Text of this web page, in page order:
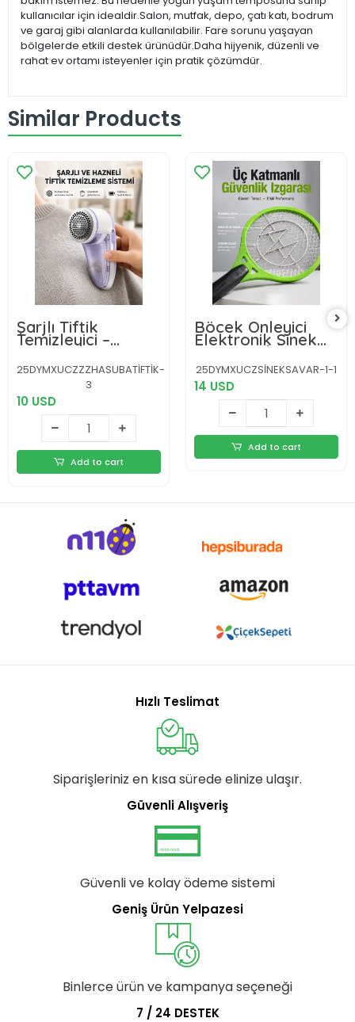
kullanıcılar için idealdir.Salon, mutfak, depo, çatı katı, bodrum
ve garaj gibi alanlarda kullanılabilir. Fare sorunu yaşayan
bölgelerde etkili destek ürünüdür.Daha hijyenik, düzenli ve
rahat ev ortamı isteyenler için pratik çözümdür.
Similar Products
Şarjlı Tiftik
Temizleyici –
Çıkarılabilir
Hazneli, Anti-Statik
Fırçalı, USB Şarjlı
25DYMXUCZZZHASUBATİFTİK-
3
10 USD
Add to cart
Böcek Önleyici
Elektronik Sinek
Öldürücü | Üç
Katmanlı Güvenlik
Izgarası Yeni Nesil
25DYMXUCZSİNEKSAVAR-1-1
14 USD
Add to cart
Hızlı Teslimat
Siparişleriniz en kısa sürede elinize ulaşır.
Güvenli Alışveriş
Güvenli ve kolay ödeme sistemi
Geniş Ürün Yelpazesi
Binlerce ürün ve kampanya seçeneği
7 / 24 DESTEK